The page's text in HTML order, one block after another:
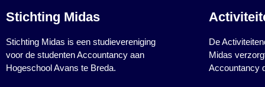
Stichting Midas
Stichting Midas is een studievereniging
voor de studenten Accountancy aan
Hogeschool Avans te Breda.
De
Midas
Accountancy